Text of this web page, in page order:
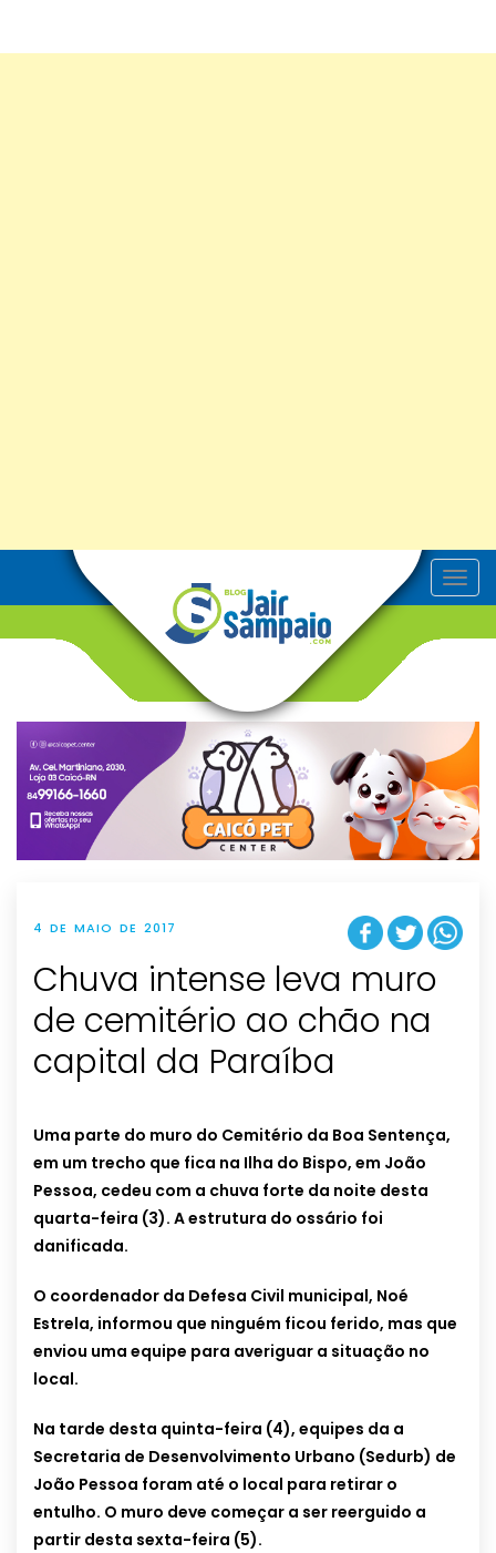
T
o
v
g
t
i
o
n
4 DE MAIO DE 2017
Chuva intense leva muro
de cemitério ao chão na
capital da Paraíba
Uma parte do muro do Cemitério da Boa Sentença,
em um trecho que fica na Ilha do Bispo, em João
Pessoa, cedeu com a chuva forte da noite desta
quarta-feira (3). A estrutura do ossário foi
danificada.
O coordenador da Defesa Civil municipal, Noé
Estrela, informou que ninguém ficou ferido, mas que
enviou uma equipe para averiguar a situação no
local.
Na tarde desta quinta-feira (4), equipes da a
Secretaria de Desenvolvimento Urbano (Sedurb) de
João Pessoa foram até o local para retirar o
entulho. O muro deve começar a ser reerguido a
partir desta sexta-feira (5).